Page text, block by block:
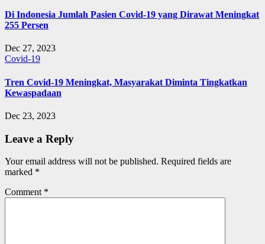
Di Indonesia Jumlah Pasien Covid-19 yang Dirawat Meningkat
255 Persen
Dec 27, 2023
Covid-19
Tren Covid-19 Meningkat, Masyarakat Diminta Tingkatkan
Kewaspadaan
Dec 23, 2023
Leave a Reply
Your email address will not be published. Required fields are
marked *
Comment *